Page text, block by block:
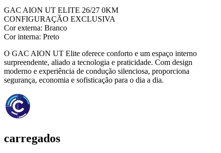
GAC AION UT ELITE 26/27 0KM
CONFIGURAÇÃO EXCLUSIVA
Cor externa: Branco
Cor interna: Preto
O GAC AION UT Elite oferece conforto e um espaço interno
surpreendente, aliado a tecnologia e praticidade. Com design
moderno e experiência de condução silenciosa, proporciona
segurança, economia e sofisticação para o dia a dia.
carregados